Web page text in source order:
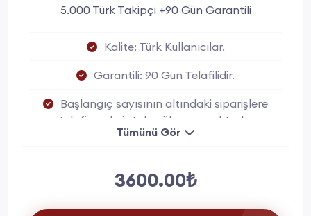
5.000 Türk Takipçi +90 Gün Garantili
Kalite: Türk Kullanıcılar.
Garantili: 90 Gün Telafilidir.
Başlangıç sayısının altındaki siparişlere
telafi ya da iptal sağlanmamaktadır.
Tümünü Gör
3600.00₺